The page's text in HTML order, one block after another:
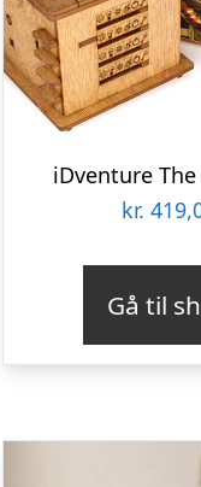
iDventure
kr.
Gå til